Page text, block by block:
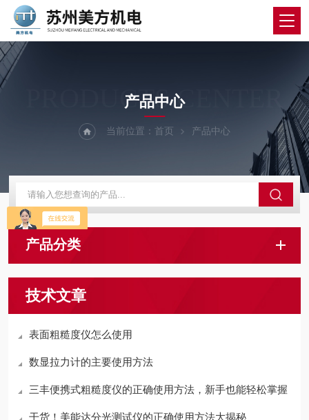
PRODUCTS CENTER
产品中心
当前位置： 首页 产品中心
产品分类
技术文章
表面粗糙度仪怎么使用
数显拉力计的主要使用方法
三丰便携式粗糙度仪的正确使用方法，新手也能轻松掌握
干货！美能达分光测试仪的正确使用方法大揭秘